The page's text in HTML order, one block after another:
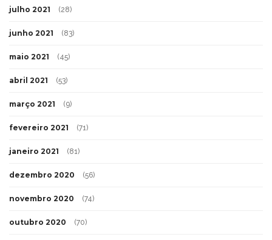
julho 2021 (28)
junho 2021 (83)
maio 2021 (45)
abril 2021 (53)
março 2021 (9)
fevereiro 2021 (71)
janeiro 2021 (81)
dezembro 2020 (56)
novembro 2020 (74)
outubro 2020 (70)